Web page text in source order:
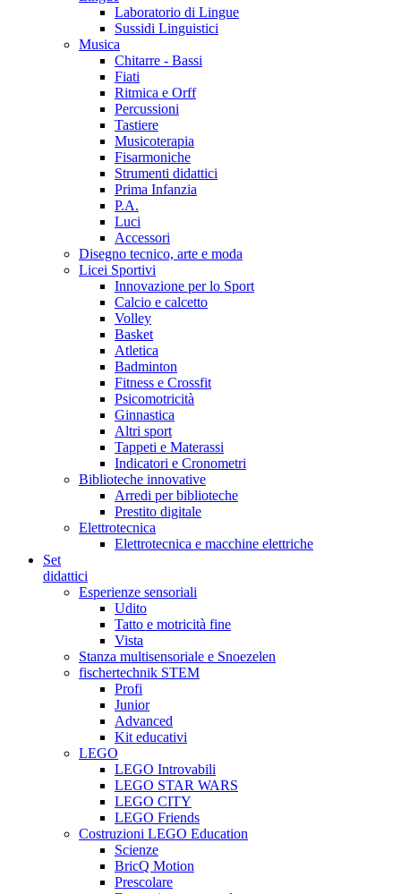
Laboratorio di Lingue
Sussidi Linguistici
Musica
Chitarre - Bassi
Fiati
Ritmica e Orff
Percussioni
Tastiere
Musicoterapia
Fisarmoniche
Strumenti didattici
Prima Infanzia
P.A.
Luci
Accessori
Disegno tecnico, arte e moda
Licei Sportivi
Innovazione per lo Sport
Calcio e calcetto
Volley
Basket
Atletica
Badminton
Fitness e Crossfit
Psicomotricità
Ginnastica
Altri sport
Tappeti e Materassi
Indicatori e Cronometri
Biblioteche innovative
Arredi per biblioteche
Prestito digitale
Elettrotecnica
Elettrotecnica e macchine elettriche
Set
didattici
Esperienze sensoriali
Udito
Tatto e motricità fine
Vista
Stanza multisensoriale e Snoezelen
fischertechnik STEM
Profi
Junior
Advanced
Kit educativi
LEGO
LEGO Introvabili
LEGO STAR WARS
LEGO CITY
LEGO Friends
Costruzioni LEGO Education
Scienze
BricQ Motion
Prescolare